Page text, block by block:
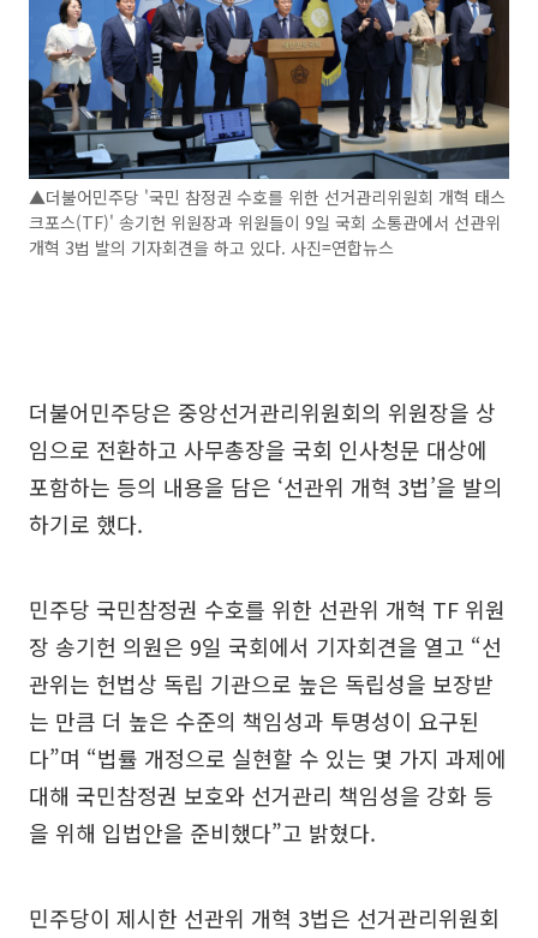
▲더불어민주당 '국민 참정권 수호를 위한 선거관리위원회 개혁 태스
크포스(TF)' 송기헌 위원장과 위원들이 9일 국회 소통관에서 선관위
개혁 3법 발의 기자회견을 하고 있다. 사진=연합뉴스
더불어민주당은 중앙선거관리위원회의 위원장을 상
임으로 전환하고 사무총장을 국회 인사청문 대상에
포함하는 등의 내용을 담은 ‘선관위 개혁 3법’을 발의
하기로 했다.
민주당 국민참정권 수호를 위한 선관위 개혁 TF 위원
장 송기헌 의원은 9일 국회에서 기자회견을 열고 “선
관위는 헌법상 독립 기관으로 높은 독립성을 보장받
는 만큼 더 높은 수준의 책임성과 투명성이 요구된
다”며 “법률 개정으로 실현할 수 있는 몇 가지 과제에
대해 국민참정권 보호와 선거관리 책임성을 강화 등
을 위해 입법안을 준비했다”고 밝혔다.
민주당이 제시한 선관위 개혁 3법은 선거관리위원회